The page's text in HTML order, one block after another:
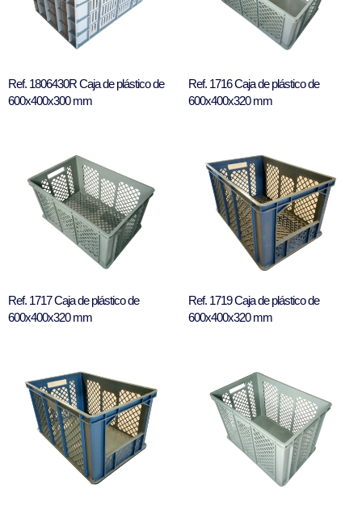
Ref. 1806430R Caja de plástico de
600x400x300 mm
Ref. 1716 Caja de plástico de
600x400x320 mm
Ref. 1717 Caja de plástico de
600x400x320 mm
Ref. 1719 Caja de plástico de
600x400x320 mm